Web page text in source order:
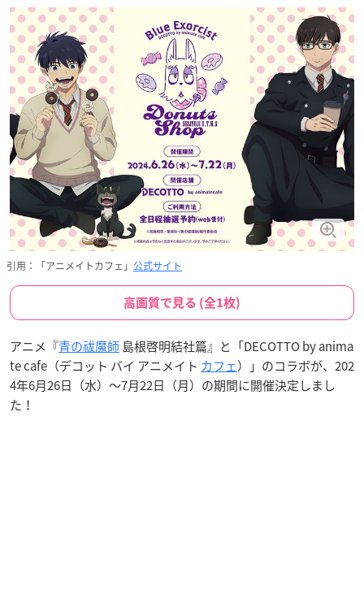
引用：「アニメイトカフェ」 公式サイト
高画質で見る (全1枚)
アニメ『青の祓魔師島根啓明結社篇』と「DECOTTO by anima
te cafe（デコット バイ アニメイト カフェ）」のコラボが、202
4年6月26日（水）～7月22日（月）の期間に開催決定しまし
た！